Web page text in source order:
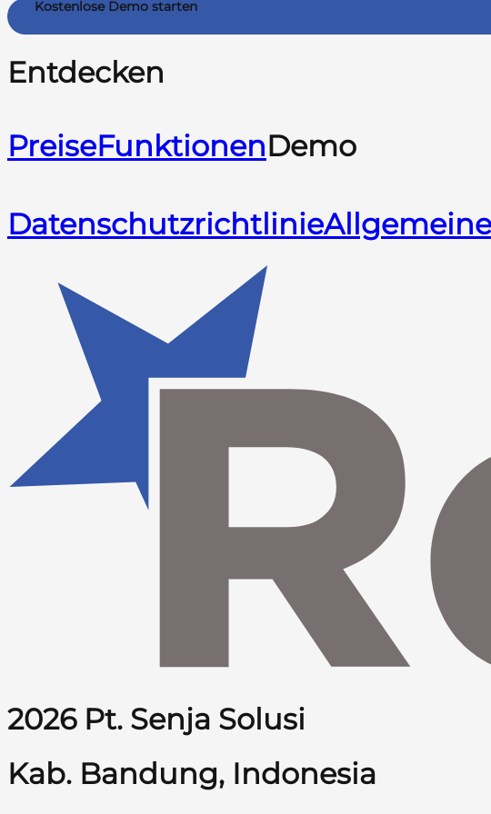
Kostenlose Demo starten
Entdecken
PreiseFunktionenDemo
Datenschutzrichtlinie
2026 Pt. Senja Solusi
Kab. Bandung, Indonesia